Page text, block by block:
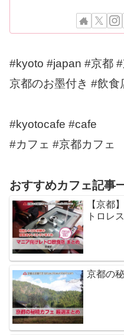
#kyoto #japan #京都
京都のお墨付き #飲食
#kyotocafe #cafe
#カフェ #京都カフェ
おすすめカフェ記事
【京都
トロレ
京都の